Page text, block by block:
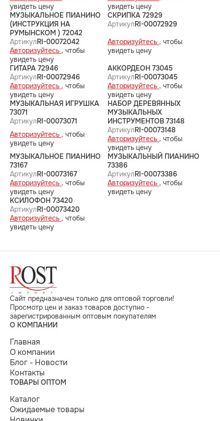
увидеть цену
увидеть цену
МУЗЫКАЛЬНОЕ ПИАНИНО
(ИНСТРУКЦИЯ НА
РУМЫНСКОМ ) 72042
АртикулRI-00072042
Авторизуйтесь , чтобы
увидеть цену
СКРИПКА 72929
АртикулRI-00072929
Авторизуйтесь , чтобы
увидеть цену
ГИТАРА 72946
АртикулRI-00072946
Авторизуйтесь , чтобы
увидеть цену
АККОРДЕОН 73045
АртикулRI-00073045
Авторизуйтесь , чтобы
увидеть цену
МУЗЫКАЛЬНАЯ ИГРУШКА
73071
АртикулRI-00073071
Авторизуйтесь , чтобы
увидеть цену
НАБОР ДЕРЕВЯННЫХ
МУЗЫКАЛЬНЫХ
ИНСТРУМЕНТОВ 73148
АртикулRI-00073148
Авторизуйтесь , чтобы
увидеть цену
МУЗЫКАЛЬНОЕ ПИАНИНО
73167
АртикулRI-00073167
Авторизуйтесь , чтобы
увидеть цену
МУЗЫКАЛЬНЫЙ ПИАНИНО
73386
АртикулRI-00073386
Авторизуйтесь , чтобы
увидеть цену
КСИЛОФОН 73420
АртикулRI-00073420
Авторизуйтесь , чтобы
увидеть цену
Сайт предназначен только для оптовой торговли!
Просмотр цен и заказ товаров доступно -
зарегистрированным оптовым покупателям
О КОМПАНИИ
Главная
О компании
Блог - Новости
Контакты
ТОВАРЫ ОПТОМ
Каталог
Ожидаемые товары